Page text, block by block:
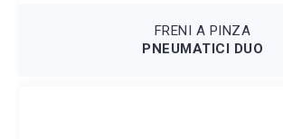
FRENI A PINZA
PNEUMATICI DUO